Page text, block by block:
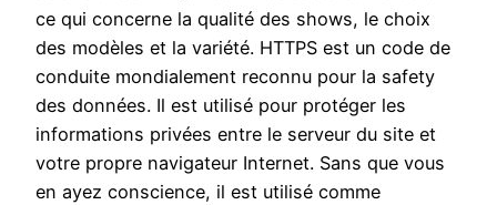
ce qui concerne la qualité des shows, le choix
des modèles et la variété. HTTPS est un code de
conduite mondialement reconnu pour la safety
des données. Il est utilisé pour protéger les
informations privées entre le serveur du site et
votre propre navigateur Internet. Sans que vous
en ayez conscience, il est utilisé comme